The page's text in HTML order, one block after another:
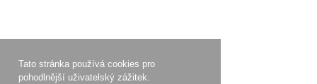
Tato stránka používá cookies pro
pohodlnější uživatelský zážitek.